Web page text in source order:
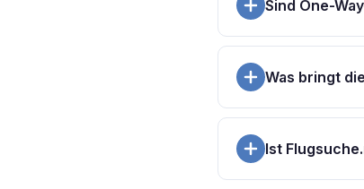
Sind One-
Ja, wähle im
Einreise
Was bringt
Sie zeigt dir
oder zwei
Ist